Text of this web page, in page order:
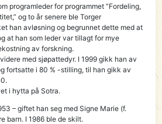
programleder for programmet ”Fordeling,
og to år senere ble Torger
han avløsning og begrunnet dette med at
at han som leder var tillagt for mye
av forskning.
med sjø­pat­te­dyr. I 1999 gikk han av
fortsatte i 80 % -stilling, til han gikk av
i hytta på Sotra.
– giftet han seg med Signe Marie (f.
barn. I 1986 ble de skilt.